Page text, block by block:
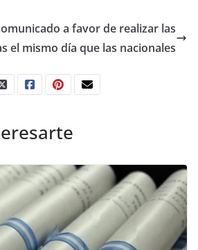
a favor de realizar las
el mismo día que las nacionales